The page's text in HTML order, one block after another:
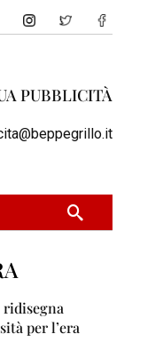
PUBBLICITÀ
ridisegna
per l’era